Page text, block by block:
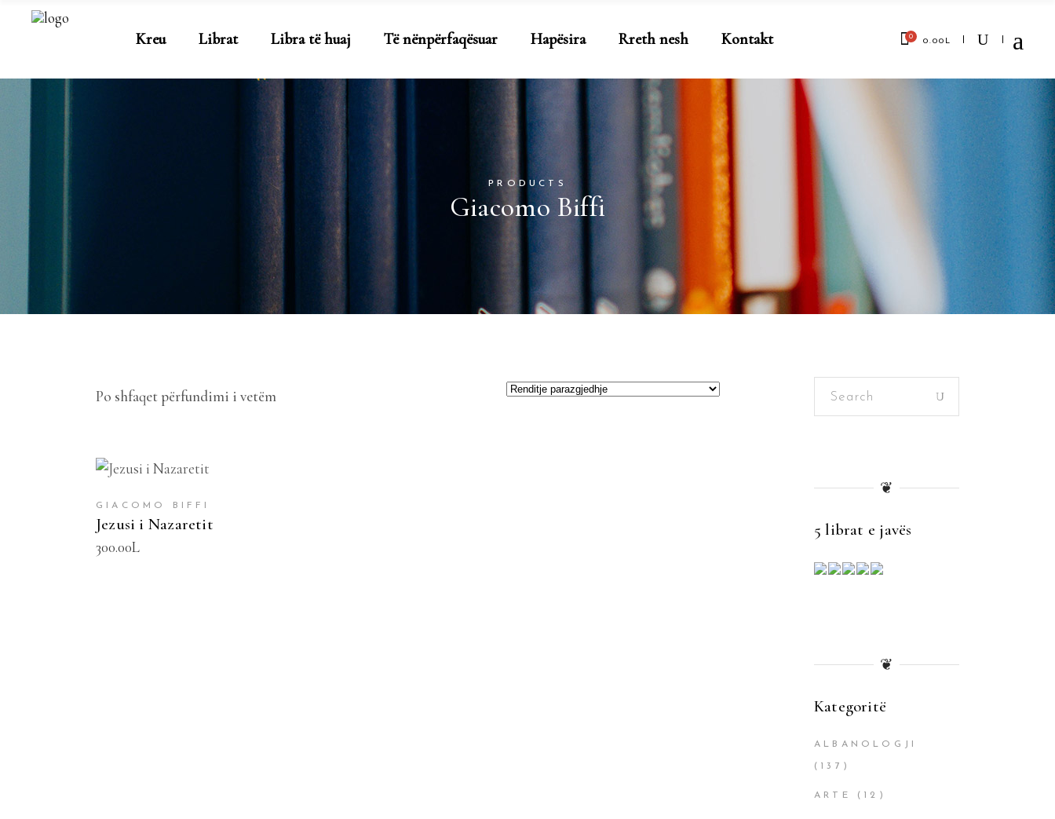
Kreu Librat Libra të huaj Të nënpërfaqësuar Hapësira Rreth nesh Kontakt 0 0.00 L
No products in the cart.
PRODUCTS
Giacomo Biffi
Po shfaqet përfundimi i vetëm
GIACOMO BIFFI
Jezusi i Nazaretit
300.00L
Search
❦
5 librat e javës
❦
Kategoritë
ALBANOLOGJI
(137)
ARTE (12)